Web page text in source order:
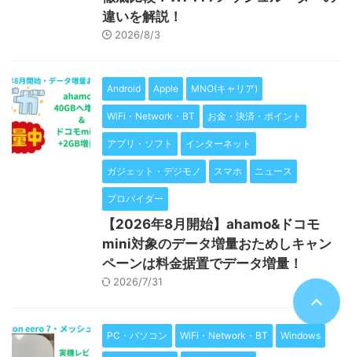
違いを解説！
2026/8/3
Android Apple MNO(キャリア)
WiFi・Network・BT お金・決済・ポイント
アプリ・ソフト インターネット
ガジェット・デジモノ スマホ ニュース
プロバイダー
【2026年8月開始】ahamo&ドコモ
mini対象のデータ増量おためしキャン
ペーンは料金据置でデータ増量！
2026/7/31
PC・パソコン WiFi・Network・BT Windows